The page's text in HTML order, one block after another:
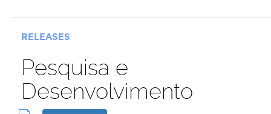
RELEASES
Pesquisa e
Desenvolvimento